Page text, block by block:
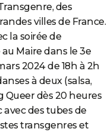
des
villes de France.
la soirée de
au Maire dans le 3e
2024 de 18h à 2h
à deux (salsa,
Queer dès 20 heures
des tubes de
transgenres et